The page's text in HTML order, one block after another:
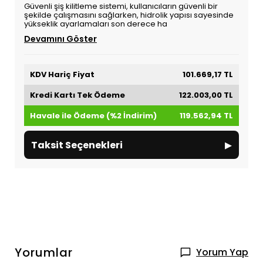
Güvenli şiş kilitleme sistemi, kullanıcıların güvenli bir
şekilde çalışmasını sağlarken, hidrolik yapısı sayesinde
yükseklik ayarlamaları son derece ha
Devamını Göster
KDV Hariç Fiyat
101.669,17 TL
Kredi Kartı Tek Ödeme
122.003,00 TL
Havale ile Ödeme (%2 İndirim)
119.562,94 TL
Taksit Seçenekleri ▸
Yorumlar Yorum Yap